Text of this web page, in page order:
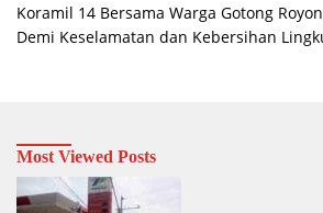
Koramil 14 Bersama Warga Gotong
Demi Keselamatan dan Kebersihan
Most Viewed Posts